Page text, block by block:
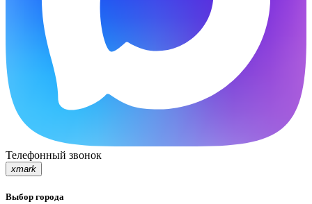
Телефонный звонок
xmark
Выбор города